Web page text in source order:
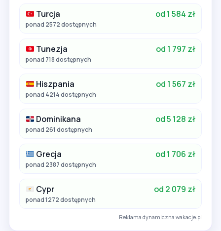
Turcja od 1 584 zł
ponad 2572 dostępnych
Tunezja od 1 797 zł
ponad 718 dostępnych
Hiszpania od 1 567 zł
ponad 4214 dostępnych
Dominikana od 5 128 zł
ponad 261 dostępnych
Grecja od 1 706 zł
ponad 2387 dostępnych
Cypr od 2 079 zł
ponad 1272 dostępnych
Reklama dynamiczna wakacje.pl